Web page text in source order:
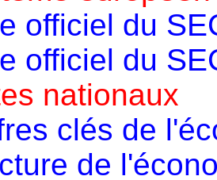
officiel du
officiel du
nationaux
clés de
de